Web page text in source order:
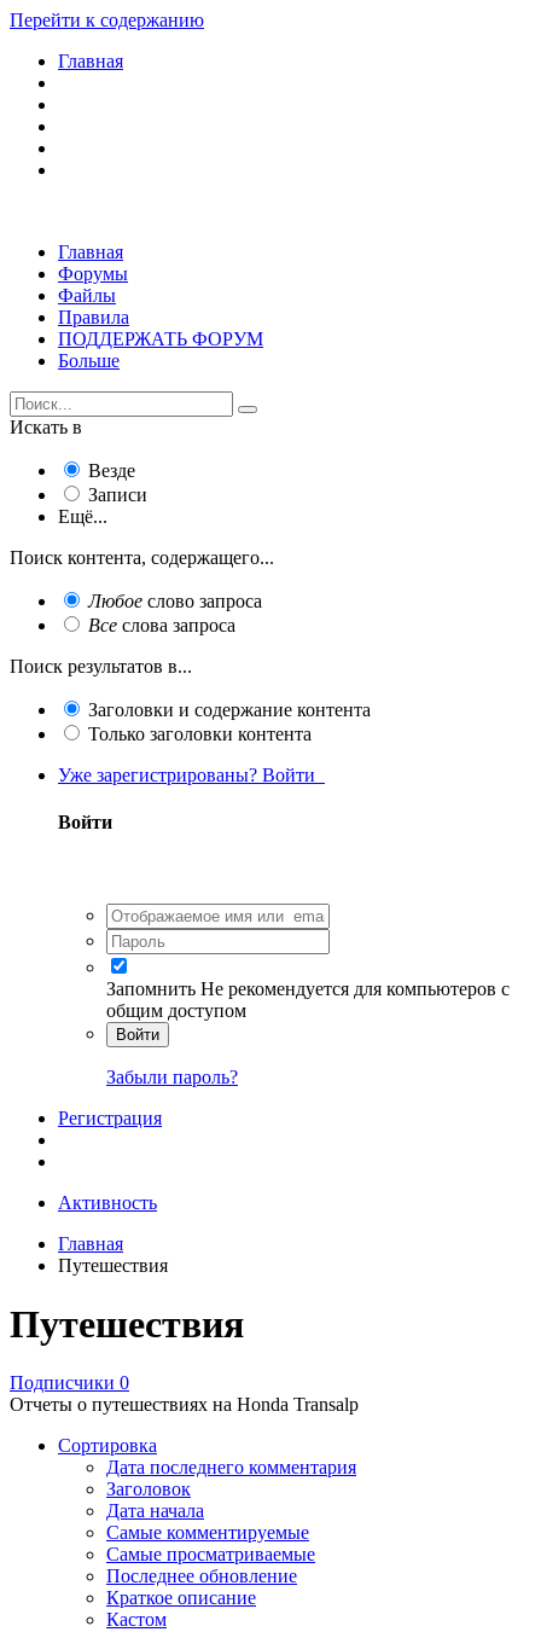
Перейти к содержанию
Главная
Главная
Форумы
Файлы
Правила
ПОДДЕРЖАТЬ ФОРУМ
Больше
Искать в
Везде
Записи
Ещё...
Поиск контента, содержащего...
Любое слово запроса
Все слова запроса
Поиск результатов в...
Заголовки и содержание контента
Только заголовки контента
Уже зарегистрированы? Войти
Войти
Запомнить Не рекомендуется для компьютеров с
общим доступом
Войти
Забыли пароль?
Регистрация
Активность
Главная
Путешествия
Путешествия
Подписчики 0
Отчеты о путешествиях на Honda Transalp
Сортировка
Дата последнего комментария
Заголовок
Дата начала
Самые комментируемые
Самые просматриваемые
Последнее обновление
Краткое описание
Кастом